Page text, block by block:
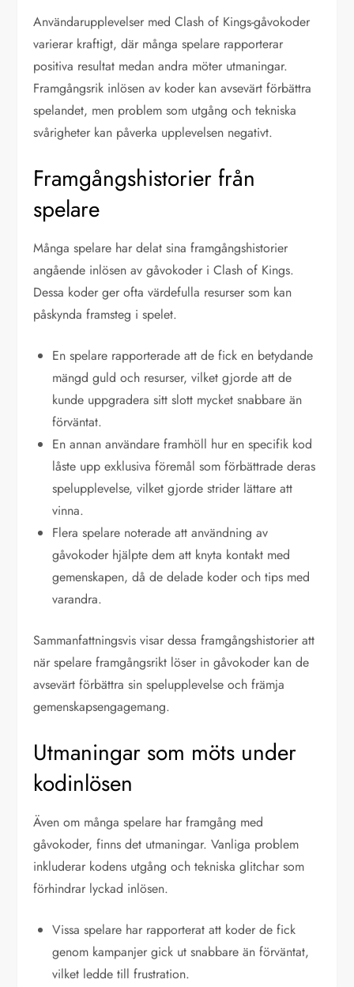
Användarupplevelser med Clash of Kings-gåvokoder
varierar kraftigt, där många spelare rapporterar
positiva resultat medan andra möter utmaningar.
Framgångsrik inlösen av koder kan avsevärt förbättra
spelandet, men problem som utgång och tekniska
svårigheter kan påverka upplevelsen negativt.
Framgångshistorier från
spelare
Många spelare har delat sina framgångshistorier
angående inlösen av gåvokoder i Clash of Kings.
Dessa koder ger ofta värdefulla resurser som kan
påskynda framsteg i spelet.
En spelare rapporterade att de fick en betydande
mängd guld och resurser, vilket gjorde att de
kunde uppgradera sitt slott mycket snabbare än
förväntat.
En annan användare framhöll hur en specifik kod
låste upp exklusiva föremål som förbättrade deras
spelupplevelse, vilket gjorde strider lättare att
vinna.
Flera spelare noterade att användning av
gåvokoder hjälpte dem att knyta kontakt med
gemenskapen, då de delade koder och tips med
varandra.
Sammanfattningsvis visar dessa framgångshistorier att
när spelare framgångsrikt löser in gåvokoder kan de
avsevärt förbättra sin spelupplevelse och främja
gemenskapsengagemang.
Utmaningar som möts under
kodinlösen
Även om många spelare har framgång med
gåvokoder, finns det utmaningar. Vanliga problem
inkluderar kodens utgång och tekniska glitchar som
förhindrar lyckad inlösen.
Vissa spelare har rapporterat att koder de fick
genom kampanjer gick ut snabbare än förväntat,
vilket ledde till frustration.